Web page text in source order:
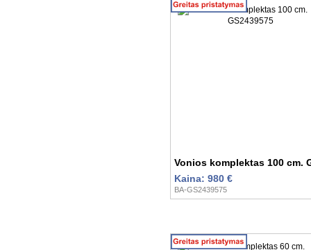
Vonios komplektas 100 cm.
Kaina: 980 €
BA-GS2439575